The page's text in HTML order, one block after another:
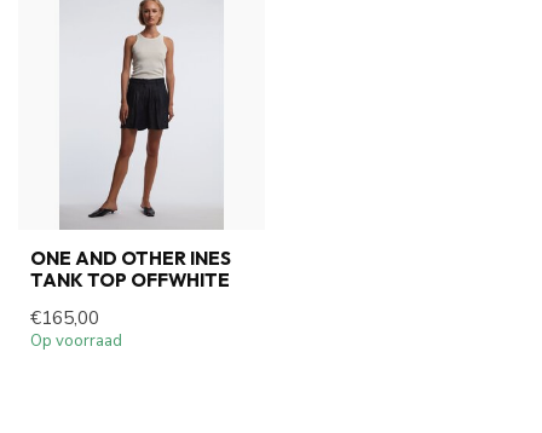
ONE AND OTHER INES
TANK TOP OFFWHITE
€165,00
Op voorraad